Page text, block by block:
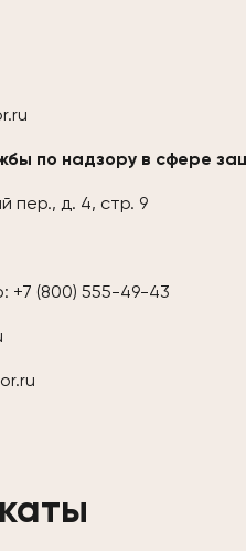
по надзору в сфере
пер., д. 4, стр. 9
+7 (800) 555-49-43